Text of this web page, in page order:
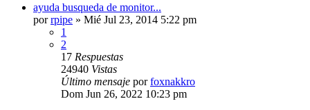
ayuda busqueda de monitor...
porrpipe » Mié Jul 23, 2014 5:22 pm
1
2
17 Respuestas
24940 Vistas
Último mensaje porfoxnakkro
Dom Jun 26, 2022 10:23 pm